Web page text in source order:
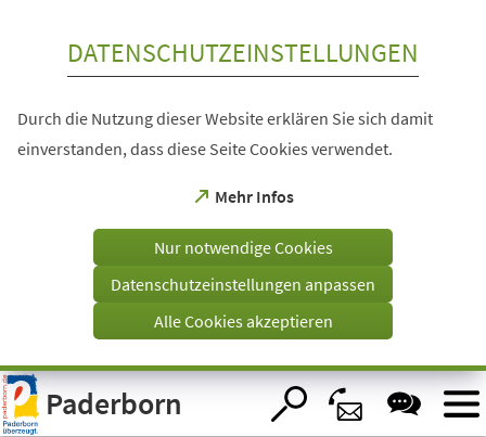
Visuelle
Assistenzsoftware
öffnen.
DATENSCHUTZEINSTELLUNGEN
Durch die Nutzung dieser Website erklären Sie sich damit
einverstanden, dass diese Seite Cookies verwendet.
Mehr Infos
(Öffnet
einem
Tab)
Nur notwendige Cookies
Datenschutzeinstellungen anpassen
Alle Cookies akzeptieren
Paderborn